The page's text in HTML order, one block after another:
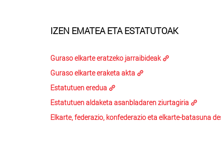
IZEN EMATEA ETA ESTATUTOAK
Guraso elkarte eratzeko jarraibideak
Guraso elkarte eraketa akta
Estatutuen eredua
Estatutuen aldaketa asanbladaren ziurtagiria
Elkarte, federazio, konfederazio eta elkarte-batasuna